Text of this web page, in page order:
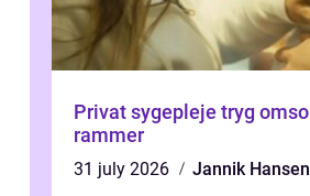
Privat sygepleje tryg omsorg i kendte
rammer
31 july 2026
Jannik Hansen